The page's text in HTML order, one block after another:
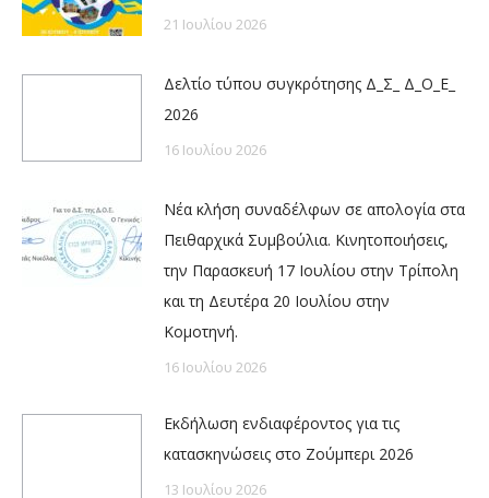
21 Ιουλίου 2026
Δελτίο τύπου συγκρότησης Δ_Σ_ Δ_Ο_Ε_
2026
16 Ιουλίου 2026
Νέα κλήση συναδέλφων σε απολογία στα
Πειθαρχικά Συμβούλια. Κινητοποιήσεις,
την Παρασκευή 17 Ιουλίου στην Τρίπολη
και τη Δευτέρα 20 Ιουλίου στην
Κομοτηνή.
16 Ιουλίου 2026
Εκδήλωση ενδιαφέροντος για τις
κατασκηνώσεις στο Ζούμπερι 2026
13 Ιουλίου 2026